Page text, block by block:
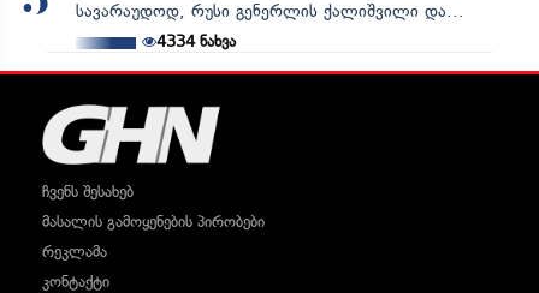
სავარაუდოდ, რუსი გენერლის ქალიშვილი და...
4334ნახვა
ჩვენს შესახებ
მასალის გამოყენების პირობები
რეკლამა
კონტაქტი